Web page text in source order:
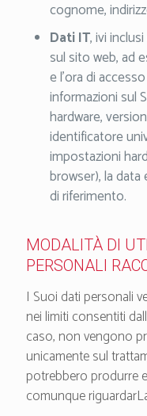
cognome,
Dati IT, ivi
sul sito web, ad
e l’ora di
informazioni sul
hardware,
identificatore
impostazioni
browser), la data
di riferimento.
MODALITÀ DI
PERSONALI
I Suoi dati personali
nei limiti consentiti
caso, non vengono
unicamente sul
potrebbero produrre
comunque